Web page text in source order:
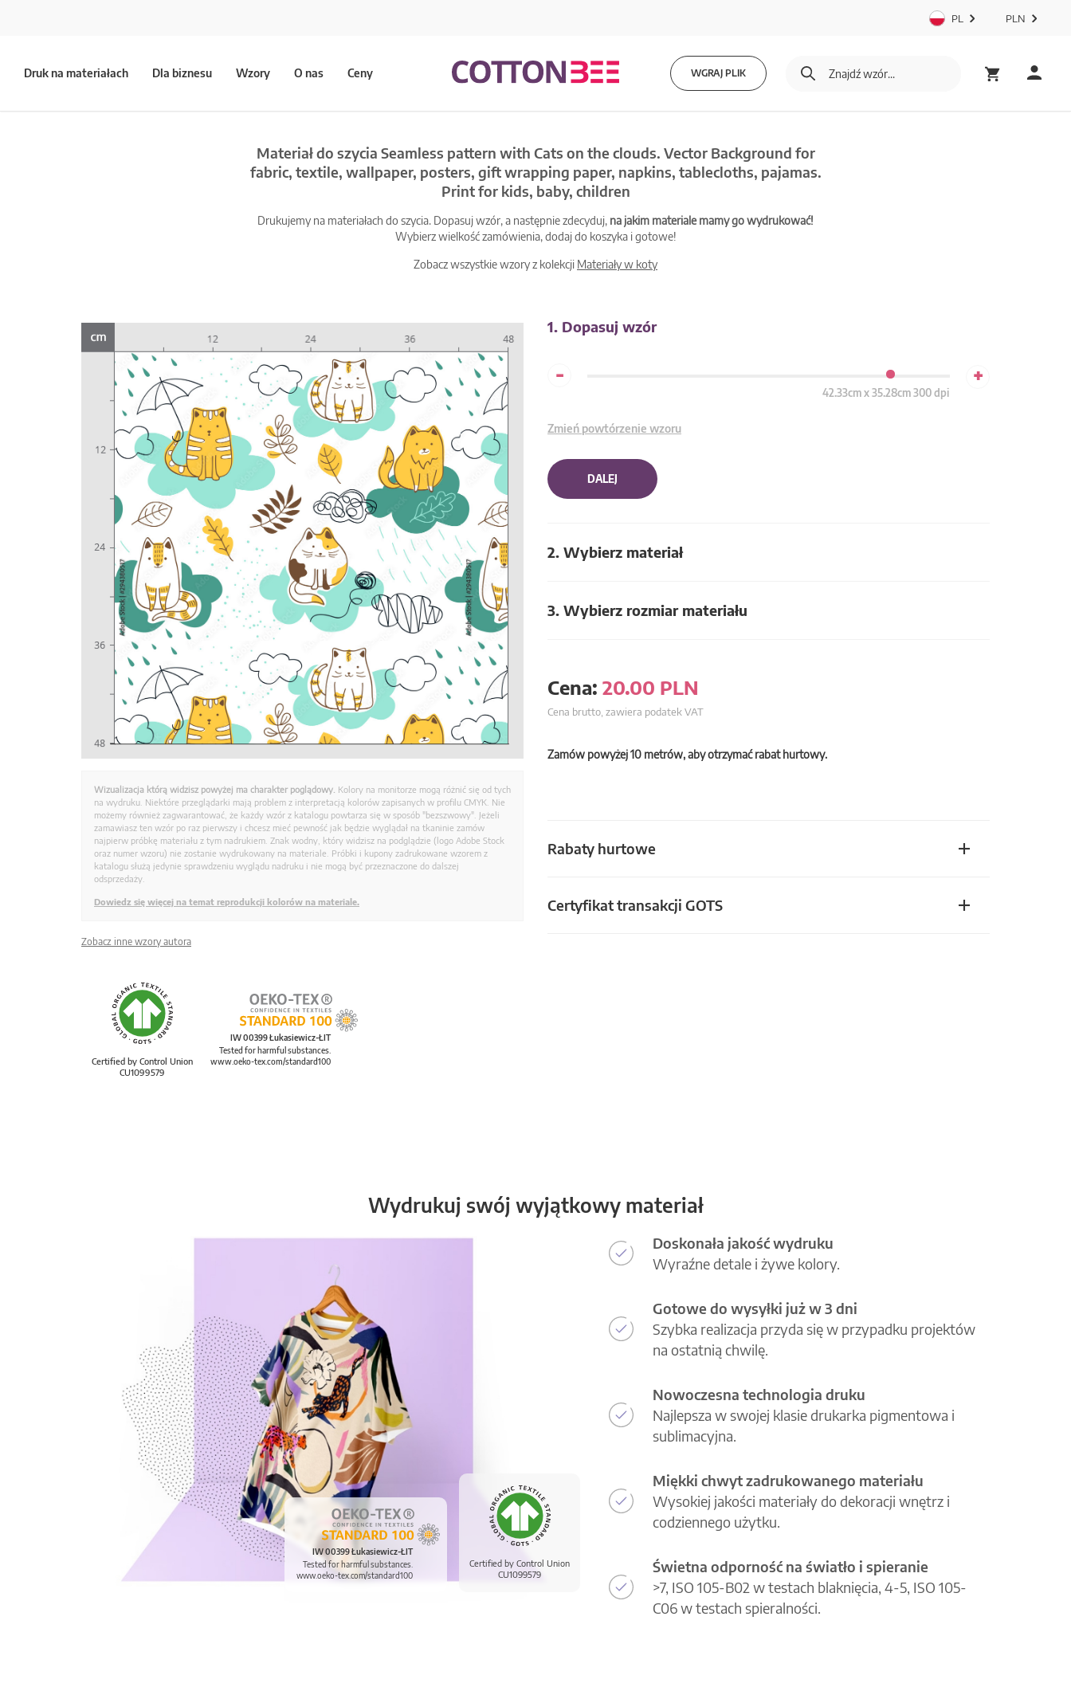
PL PLN
Druk na materiałach Dla biznesu Wzory O nas Ceny WGRAJ PLIK
Materiał do szycia Seamless pattern with Cats on the clouds. Vector Background for
fabric, textile, wallpaper, posters, gift wrapping paper, napkins, tablecloths, pajamas.
Print for kids, baby, children
Drukujemy na materiałach do szycia. Dopasuj wzór, a następnie zdecyduj, na jakim materiale mamy go wydrukować!
Wybierz wielkość zamówienia, dodaj do koszyka i gotowe!
Zobacz wszystkie wzory z kolekcji Materiały w koty
1. Dopasuj wzór
-
42.33cm x 35.28cm 300 dpi
+
Zmień powtórzenie wzoru
DALEJ
2. Wybierz materiał
3. Wybierz rozmiar materiału
Cena: 20.00 PLN
Cena brutto, zawiera podatek VAT
Zamów powyżej 10 metrów, aby otrzymać rabat hurtowy.
Rabaty hurtowe
Certyfikat transakcji GOTS
Wizualizacja którą widzisz powyżej ma charakter poglądowy. Kolory na monitorze mogą różnić się od tych
na wydruku. Niektóre przeglądarki mają problem z interpretacją kolorów zapisanych w profilu CMYK. Nie
możemy również zagwarantować, że każdy wzór z katalogu powtarza się w sposób "bezszwowy". Jeżeli
zamawiasz ten wzór po raz pierwszy i chcesz mieć pewność jak będzie wyglądał na tkaninie zamów
najpierw próbkę materiału z tym nadrukiem. Znak wodny, który widzisz na podglądzie (logo Adobe Stock
oraz numer wzoru) nie zostanie wydrukowany na materiale. Próbki i kupony zadrukowane wzorem z
katalogu służą jedynie sprawdzeniu wyglądu nadruku i nie mogą być przeznaczone do dalszej
odsprzedaży.
Dowiedz się więcej na temat reprodukcji kolorów na materiale.
Zobacz inne wzory autora
Certified by Control Union
CU1099579
IW 00399 Łukasiewicz-ŁIT
Tested for harmful substances.
www.oeko-tex.com/standard100
Wydrukuj swój wyjątkowy materiał
Certified by Control Union
CU1099579
IW 00399 Łukasiewicz-ŁIT
Tested for harmful substances.
www.oeko-tex.com/standard100
Doskonała jakość wydruku
Wyraźne detale i żywe kolory.
Gotowe do wysyłki już w 3 dni
Szybka realizacja przyda się w przypadku projektów
na ostatnią chwilę.
Nowoczesna technologia druku
Najlepsza w swojej klasie drukarka pigmentowa i
sublimacyjna.
Miękki chwyt zadrukowanego materiału
Wysokiej jakości materiały do dekoracji wnętrz i
codziennego użytku.
Świetna odporność na światło i spieranie
>7, ISO 105-B02 w testach blaknięcia, 4-5, ISO 105-
C06 w testach spieralności.